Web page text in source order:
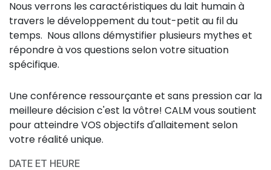
Nous verrons les caractéristiques du lait humain à
travers le développement du tout-petit au fil du
temps. Nous allons démystifier plusieurs mythes et
répondre à vos questions selon votre situation
spécifique.
Une conférence ressourçante et sans pression car la
meilleure décision c'est la vôtre! CALM vous soutient
pour atteindre VOS objectifs d'allaitement selon
votre réalité unique.
DATE ET HEURE